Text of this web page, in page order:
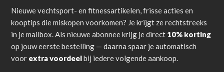
Nieuwe vechtsport- en fitnessartikelen, frisse acties en
kooptips die miskopen voorkomen? Je krijgt ze rechtstreeks
in je mailbox. Als nieuwe abonnee krijg je direct 10% korting
op jouw eerste bestelling — daarna spaar je automatisch
voor extra voordeelbij iedere volgende aankoop.